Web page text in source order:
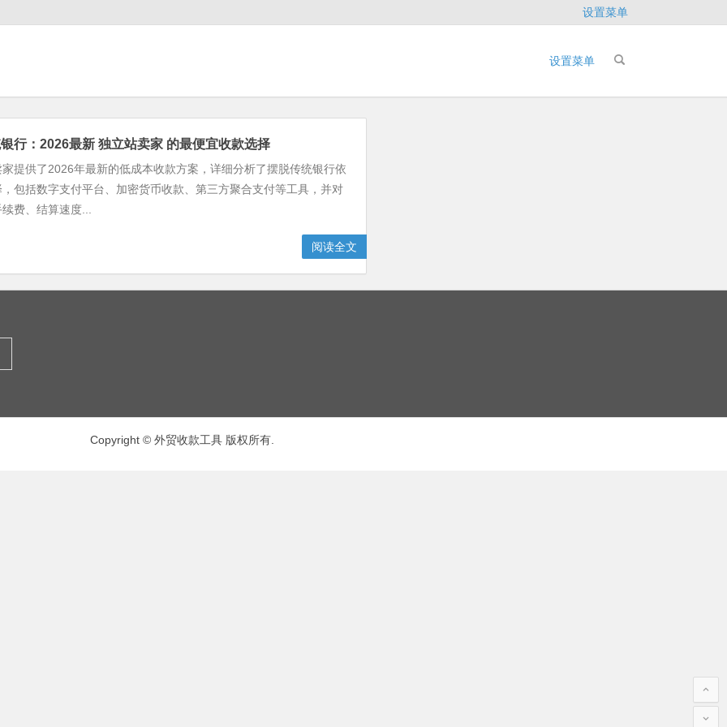
设置菜单
设置菜单
行：2026最新 独立站卖家 的最便宜收款选择
提供了2026年最新的低成本收款方案，详细分析了摆脱传统银行依
包括数字支付平台、加密货币收款、第三方聚合支付等工具，并对
费、结算速度...
阅读全文
Copyright © 外贸收款工具 版权所有.